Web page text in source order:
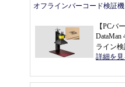
オフラインバーコード検証機
【PCバ
DataMan
ライン
詳細を